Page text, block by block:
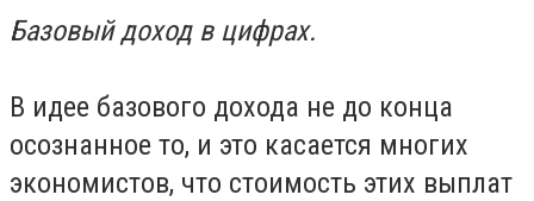
Базовый доход в цифрах.
В идее базового дохода не до конца
осознанное то, и это касается многих
экономистов, что стоимость этих выплат